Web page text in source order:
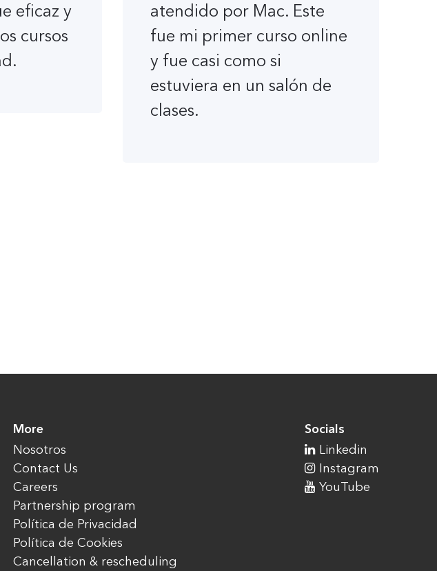
eficaz y
cursos
atendido por Mac. Este
fue mi primer curso online
y fue casi como si
estuviera en un salón de
clases.
More
Nosotros
Contact Us
Careers
Partnership program
Política de Privacidad
Política de Cookies
Cancellation & rescheduling
Socials
Linkedin
Instagram
YouTube